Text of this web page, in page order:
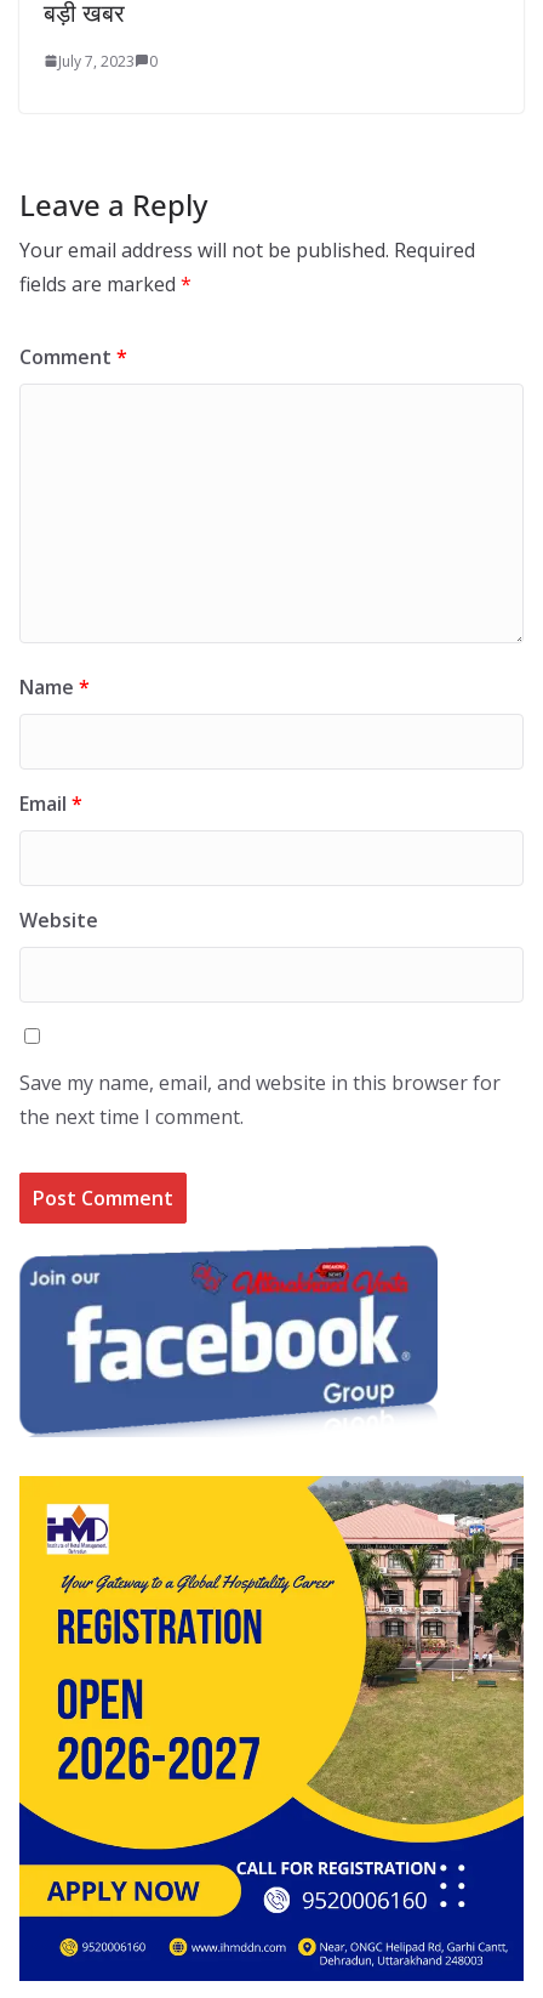
बड़ी खबर
July 7, 2023 0
Leave a Reply
Your email address will not be published. Required
fields are marked *
Comment *
Name *
Email *
Website
Save my name, email, and website in this browser for
the next time I comment.